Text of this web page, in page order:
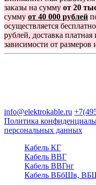
заказы на сумму от 20
сумму от 40 000 рублей
осуществляется
рублей, доставка
зависимости от размеров
info@elektrokable.ru
Политика
персональных данных
Кабель КГ
Кабель ВВГ
Кабель ВВГнг
Кабель ВБбШв,